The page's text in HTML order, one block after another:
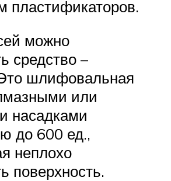
пластификаторов.
можно
средство –
шлифовальная
или
насадками
до 600 ед.,
неплохо
поверхность.